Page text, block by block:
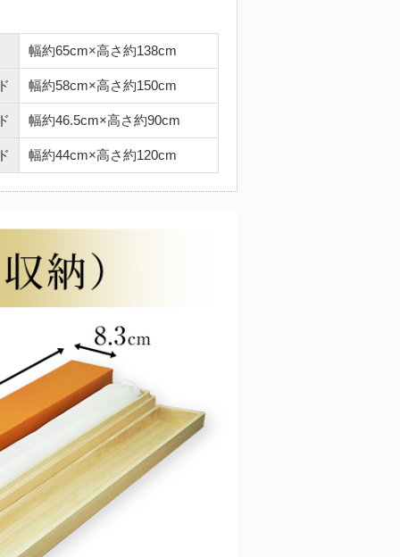
幅約65cm×高さ約138cm
幅約58cm×高さ約150cm
幅約46.5cm×高さ約90cm
幅約44cm×高さ約120cm